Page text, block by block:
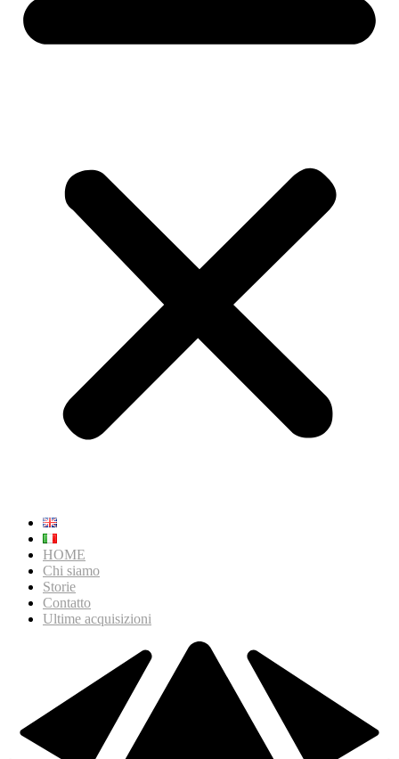
HOME
Chi siamo
Storie
Contatto
Ultime acquisizioni